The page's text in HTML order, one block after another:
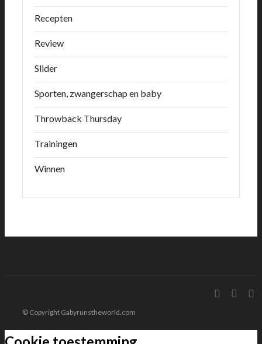
Recepten
Review
Slider
Sporten, zwangerschap en baby
Throwback Thursday
Trainingen
Winnen
© Copyright Gabyrunstheworld.com